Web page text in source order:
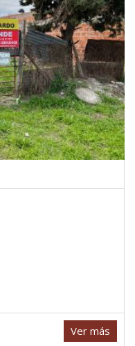
Ver más